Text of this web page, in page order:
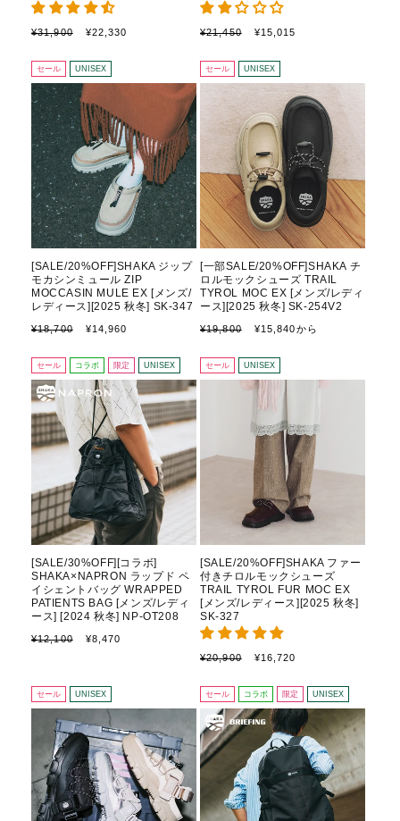
通
価
格
¥31,900
セ
ル
価
¥22,330
通
価
格
¥21,450
セ
ル
価
¥15,015
セール UNISEX
[SALE/20%OFF]SHAKA ジップ
モカシンミュール ZIP
MOCCASIN MULE EX [メンズ/
レディース][2025 秋冬] SK-347
通
価
格
¥18,700
セ
ル
価
格
¥14,960
セール UNISEX
[一部SALE/20%OFF]SHAKA チ
ロルモックシューズ TRAIL
TYROL MOC EX [メンズ/レディ
ース][2025 秋冬] SK-254V2
通
価
格
¥19,800
セ
ル
価
格
¥15,840から
セール コラボ 限定 UNISEX
[SALE/30%OFF][コラボ]
SHAKA×NAPRON ラップド ペ
イシェントバッグ WRAPPED
PATIENTS BAG [メンズ/レディ
ース] [2024 秋冬] NP-OT208
通
格
¥12,100
セ
価
格
¥8,470
セール UNISEX
[SALE/20%OFF]SHAKA ファー
付きチロルモックシューズ
TRAIL TYROL FUR MOC EX
[メンズ/レディース][2025 秋冬]
SK-327
通
価
格
¥20,900
セ
ル
価
格
¥16,720
セール UNISEX セール コラボ 限定 UNISEX